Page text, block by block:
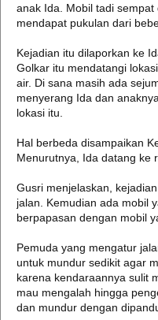
anak Ida. Mobil tadi
mendapat pukulan dari
Kejadian itu dilaporkan ke
Golkar itu mendatangi
air. Di sana masih ada
menyerang Ida dan
lokasi itu.
Hal berbeda disampaikan
Menurutnya, Ida datang ke
Gusri menjelaskan,
jalan. Kemudian ada mobil
berpapasan dengan mobil
Pemuda yang mengatur
untuk mundur sedikit agar
karena kendaraannya sulit
mau mengalah hingga
dan mundur dengan